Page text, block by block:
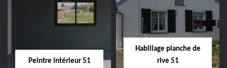
51
ravalement de
façade 51
Peintre intérieur 51
Habillage planche de
rive 51